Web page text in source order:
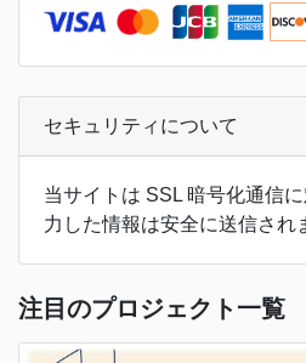
セキュリティについて
当サイトは SSL 暗号化通信
力した情報は安全に送信され
注目のプロジェクト一覧